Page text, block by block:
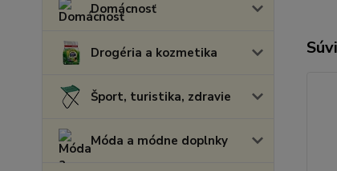
Domácnosť
Drogéria a kozmetika
Šport, turistika, zdravie
Móda a módne doplnky